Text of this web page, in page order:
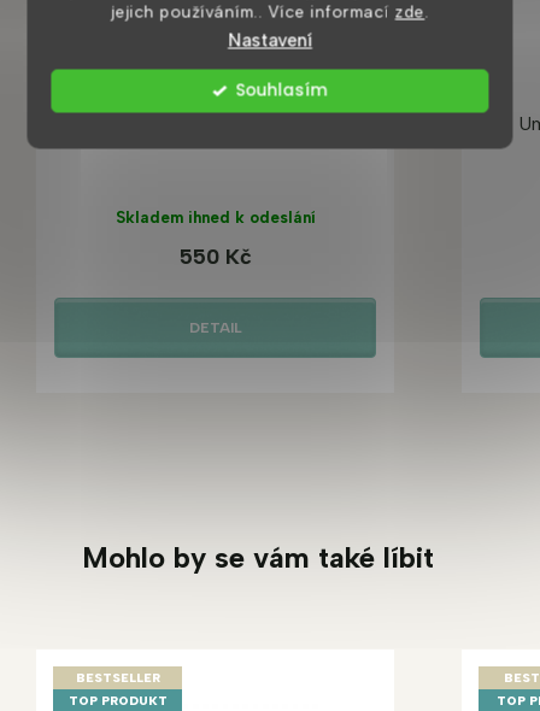
jejich používáním.. Více informací zde
Nastavení
Souhlasím
Skladem ihned k odeslání
550 Kč
DETAIL
Mohlo by se vám také líbit
BESTSELLER
TOP PRODUKT
TOP